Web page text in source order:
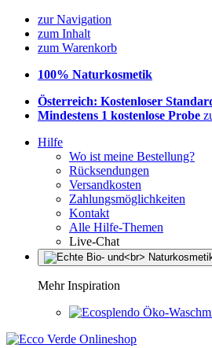
zur Navigation
zum Inhalt
zum Warenkorb
100% Naturkosmetik
Österreich: Kostenloser
Mindestens 1 kostenlose Probe
Hilfe
Wo ist meine Bestellung?
Rücksendungen
Versandkosten
Zahlungsmöglichkeiten
Kontakt
Alle Hilfe-Themen
Live-Chat
Mehr Inspiration
Öko-